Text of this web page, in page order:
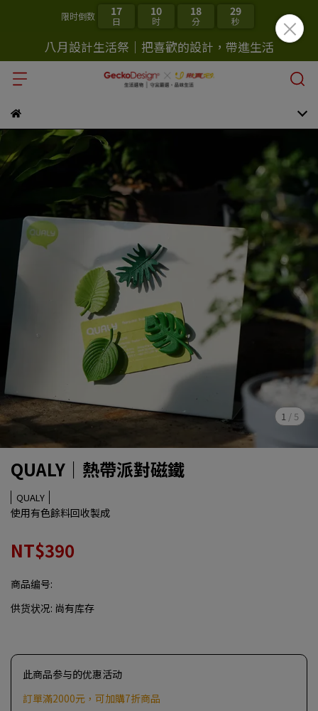
限时倒数 17
日
10
时
18
分
28
秒
八月設計生活祭｜把喜歡的設計，帶進生活
1 / 5
QUALY｜熱帶派對磁鐵
QUALY
使用有色餘料回收製成
NT$390
商品编号:
供货状况: 尚有库存
此商品参与的优惠活动
訂單滿2000元，可加購7折商品